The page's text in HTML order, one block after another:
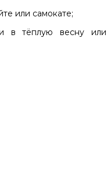
или самокате;
в тёплую весну или